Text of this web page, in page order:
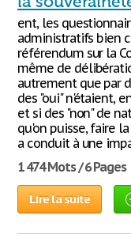
ent, les
administratifs bien
référendum sur la
même de
autrement que par
des "oui" n'étaient,
et si des "non" de
qu'on puisse, faire
a conduit à une
1 474 Mots / 6 Pages
Lire la suite